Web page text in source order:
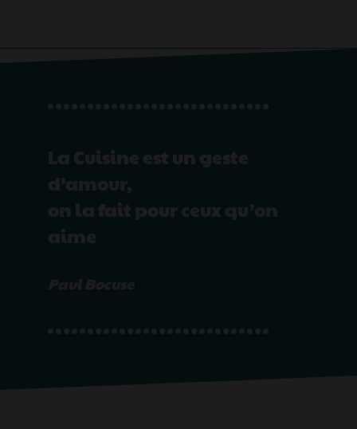
La Cuisine est un geste
d’amour,
on la fait pour ceux qu’on
aime
Paul Bocuse